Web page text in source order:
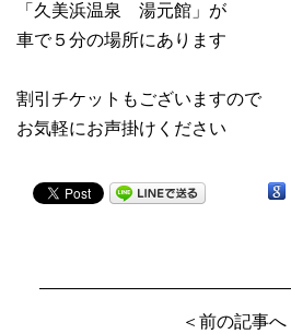
「久美浜温泉 湯元館」が
車で５分の場所にあります
割引チケットもございますので
お気軽にお声掛けください
＜前の記事へ